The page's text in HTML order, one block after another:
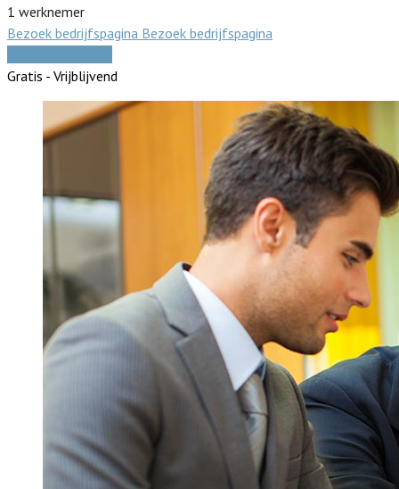
1 werknemer
Bezoek bedrijfspagina Bezoek bedrijfspagina
Gratis - Vrijblijvend